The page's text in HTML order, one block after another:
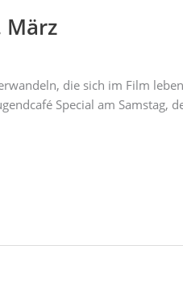
März
die sich im Film
Special am Samstag,